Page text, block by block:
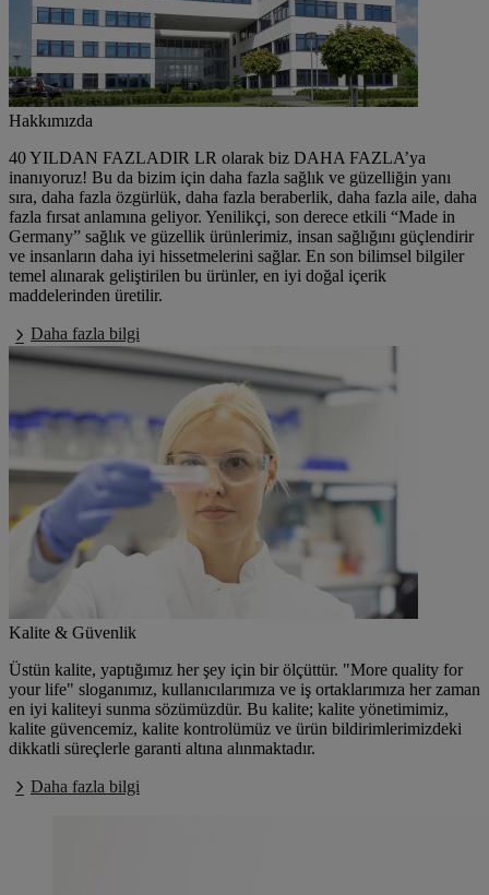
Hakkımızda
40 YILDAN FAZLADIR LR olarak biz DAHA FAZLA’ya
inanıyoruz! Bu da bizim için daha fazla sağlık ve güzelliğin yanı
sıra, daha fazla özgürlük, daha fazla beraberlik, daha fazla aile, daha
fazla fırsat anlamına geliyor. Yenilikçi, son derece etkili “Made in
Germany” sağlık ve güzellik ürünlerimiz, insan sağlığını güçlendirir
ve insanların daha iyi hissetmelerini sağlar. En son bilimsel bilgiler
temel alınarak geliştirilen bu ürünler, en iyi doğal içerik
maddelerinden üretilir.
Daha fazla bilgi
Kalite & Güvenlik
Üstün kalite, yaptığımız her şey için bir ölçüttür. "More quality for
your life" sloganımız, kullanıcılarımıza ve iş ortaklarımıza her zaman
en iyi kaliteyi sunma sözümüzdür. Bu kalite; kalite yönetimimiz,
kalite güvencemiz, kalite kontrolümüz ve ürün bildirimlerimizdeki
dikkatli süreçlerle garanti altına alınmaktadır.
Daha fazla bilgi